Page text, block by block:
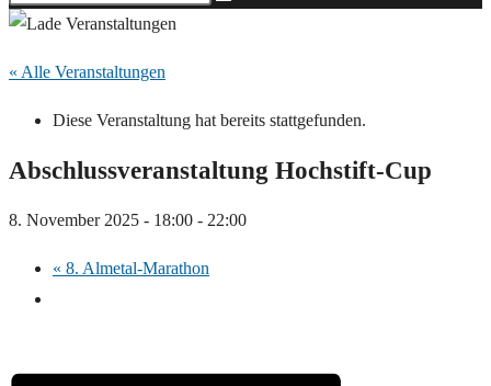
« Alle Veranstaltungen
Diese Veranstaltung hat bereits stattgefunden.
Abschlussveranstaltung Hochstift-Cup
8. November 2025 - 18:00 - 22:00
« 8. Almetal-Marathon